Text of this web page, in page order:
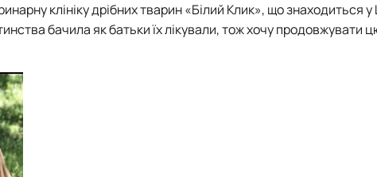
клініку дрібних тварин «Білий Клик», що знаходиться
бачила як батьки їх лікували, тож хочу продовжувати